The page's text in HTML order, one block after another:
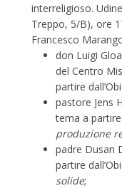
interreligioso.
Treppo, 5/B), ore
Francesco
don Luigi
del Centro
partire
pastore Jens
tema a partire
produzione
padre Dusan
partire
solide;